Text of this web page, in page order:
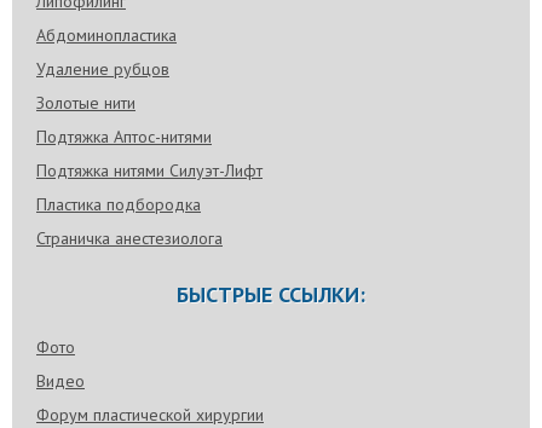
Абдоминопластика
Удаление рубцов
Золотые нити
Подтяжка Аптос-нитями
Подтяжка нитями Силуэт-Лифт
Пластика подбородка
Страничка анестезиолога
БЫСТРЫЕ ССЫЛКИ:
Фото
Видео
Форум пластической хирургии